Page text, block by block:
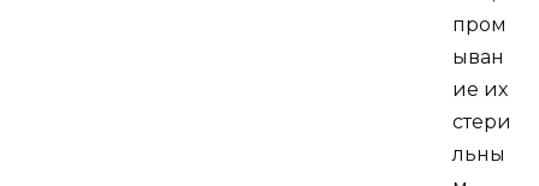
пром
ыван
ие их
стери
льны